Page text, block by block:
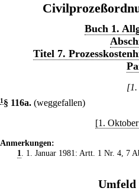
Buch 1.
Titel 7.
[1.
1 § 116a. (weggefallen)
[1.
Anmerkungen:
1
. 1. Januar 1981: Artt. 1 Nr. 4, 7
Umfeld